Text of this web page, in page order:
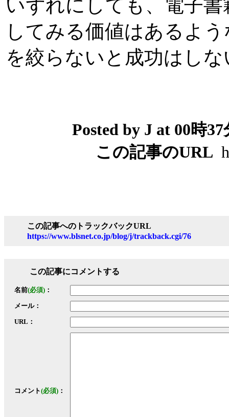
いずれにしても、電子
してみる価値はあるよ
を絞らないと成功はし
Posted by J at 00時
この記事のURL
この記事へのトラックバックURL
https://www.blsnet.co.jp/blog/j/trackback.cgi/76
この記事にコメントする
名前(必須) ：
メール：
URL：
コメント(必須) ：